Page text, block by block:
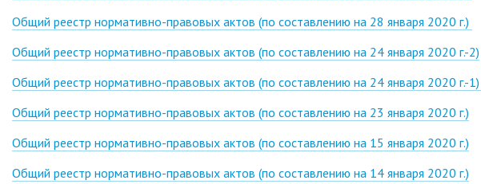
Общий реестр нормативно-правовых актов (по составлению на 28 января 2020 г.)
Общий реестр нормативно-правовых актов (по составлению на 24 января 2020 г.-2)
Общий реестр нормативно-правовых актов (по составлению на 24 января 2020 г.-1)
Общий реестр нормативно-правовых актов (по составлению на 23 января 2020 г.)
Общий реестр нормативно-правовых актов (по составлению на 15 января 2020 г.)
Общий реестр нормативно-правовых актов (по составлению на 14 января 2020 г.)